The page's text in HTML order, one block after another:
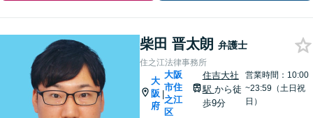
柴田 晋太朗 弁護士
住之江法律事務所
大
阪
府
|
大阪
市住
之江
区
住吉大社
駅 から徒
歩9分
営業時間：10:00
~23:59（土日祝
日）